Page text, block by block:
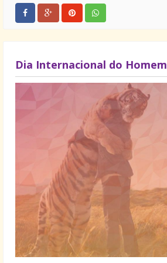
Dia Internacional do Homem